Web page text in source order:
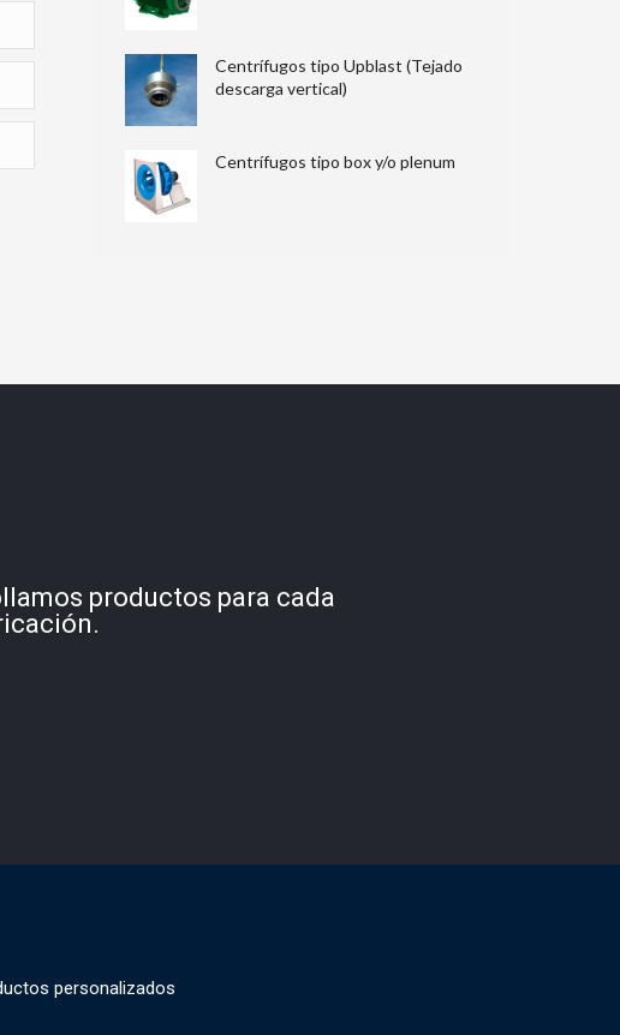
Centrífugos tipo Upblast (Tejado
descarga vertical)
Centrífugos tipo box y/o plenum
productos para cada
personalizados